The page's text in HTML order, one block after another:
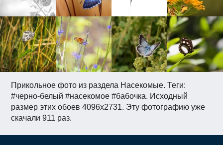
Прикольное фото из раздела Насекомые. Теги:
#черно-белый #насекомое #бабочка. Исходный
размер этих обоев 4096x2731. Эту фотографию уже
скачали 911 раз.